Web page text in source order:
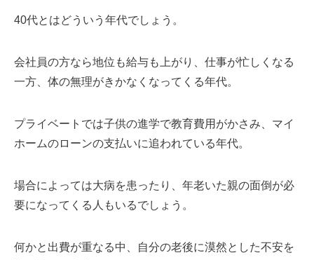
40代とはどういう年代でしょう。
会社員の方なら地位も給与も上がり、仕事が忙しくなる
一方、体の無理がきかなくなってくる年代。
プライベートでは子供の進学で教育費用がかさみ、マイ
ホームのローンの支払いに追われている年代。
場合によっては大病を患ったり、年老いた親の面倒が必
要になってくる人もいるでしょう。
何かと出費が重なる中、自分の老後に漠然とした不安を